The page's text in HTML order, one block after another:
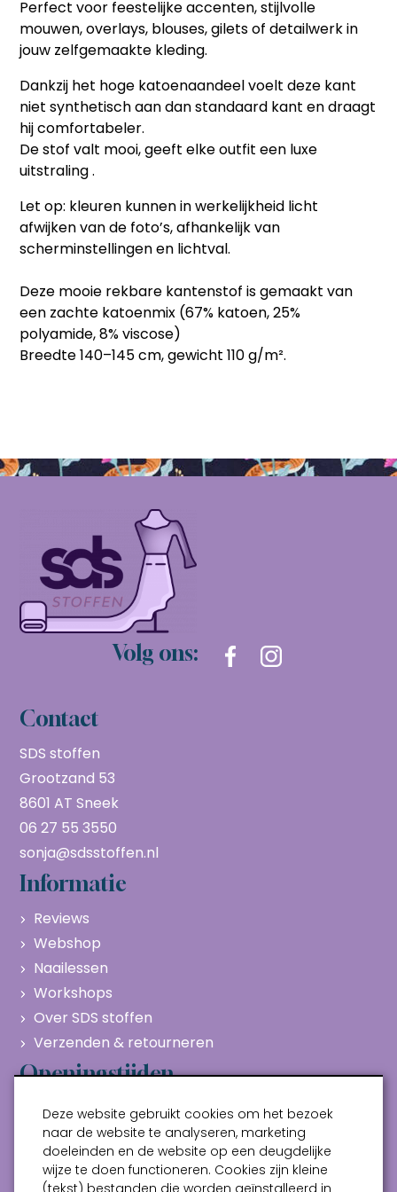
Perfect voor feestelijke accenten, stijlvolle
mouwen, overlays, blouses, gilets of detailwerk in
jouw zelfgemaakte kleding.
Dankzij het hoge katoenaandeel voelt deze kant
niet synthetisch aan dan standaard kant en draagt
hij comfortabeler.
De stof valt mooi, geeft elke outfit een luxe
uitstraling .
Let op: kleuren kunnen in werkelijkheid licht
afwijken van de foto’s, afhankelijk van
scherminstellingen en lichtval.
Deze mooie rekbare kantenstof is gemaakt van
een zachte katoenmix (67% katoen, 25%
polyamide, 8% viscose)
Breedte 140–145 cm, gewicht 110 g/m².
Volg ons:
Contact
SDS stoffen
Grootzand 53
8601 AT Sneek
06 27 55 3550
sonja@sdsstoffen.nl
Informatie
Reviews
Webshop
Naailessen
Workshops
Over SDS stoffen
Verzenden & retourneren
Openingstijden
Maandag
Gesloten
Dinsdag
10:00 - 17:00
Woensdag
10:00 - 17:00
Donderdag
10:00 - 17:00
Deze website gebruikt cookies om het bezoek
naar de website te analyseren, marketing
doeleinden en de website op een deugdelijke
wijze te doen functioneren. Cookies zijn kleine
(tekst) bestanden die worden geïnstalleerd in